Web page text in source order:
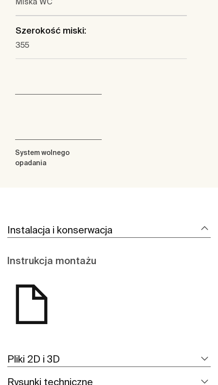
Szerokość miski:
355
System wolnego
opadania
Instalacja i konserwacja
Instrukcja montażu
Pliki 2D i 3D
Rysunki techniczne